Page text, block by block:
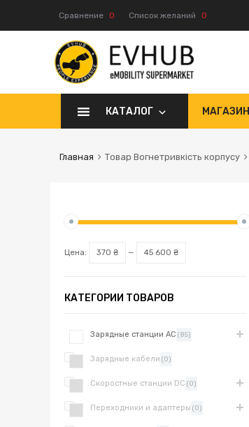
Сравнение 0 Список желаний 0
КАТАЛОГ МАГАЗИН
Главная Товар Вогнетривкість корпусу
Цена: 370 ₴ — 45 600 ₴
КАТЕГОРИИ ТОВАРОВ
Зарядные станции AC (85)
Зарядные кабели (0)
Скоростные станции DC (0)
Переходники и адаптеры (0)